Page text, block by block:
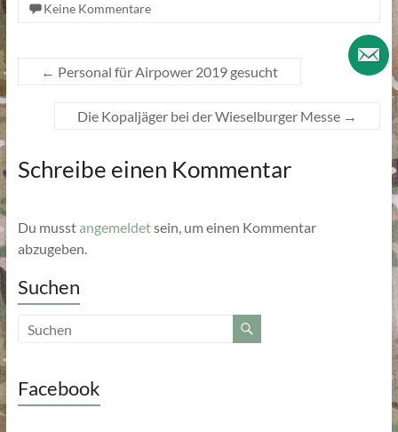
Keine Kommentare
← Personal für Airpower 2019 gesucht
Die Kopaljäger bei der Wieselburger Messe →
Schreibe einen Kommentar
Du musstangemeldetsein, um einen Kommentar
abzugeben.
Suchen
Facebook